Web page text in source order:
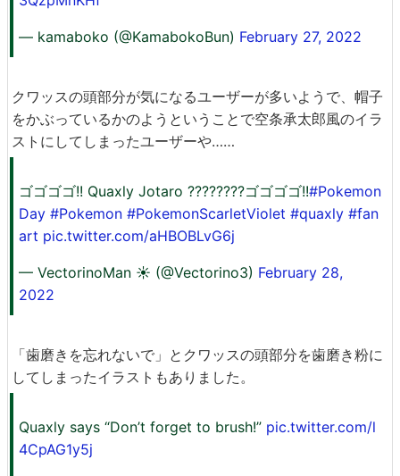
— kamaboko (@KamabokoBun) February 27, 2022
クワッスの頭部分が気になるユーザーが多いようで、帽子
をかぶっているかのようということで空条承太郎風のイラ
ストにしてしまったユーザーや……
ゴゴゴゴ!! Quaxly Jotaro ????????ゴゴゴゴ!!#Pokemon
Day #Pokemon #PokemonScarletViolet #quaxly #fan
art pic.twitter.com/aHBOBLvG6j
— VectorinoMan ☀️ (@Vectorino3) February 28,
2022
「歯磨きを忘れないで」とクワッスの頭部分を歯磨き粉に
してしまったイラストもありました。
Quaxly says “Don’t forget to brush!” pic.twitter.com/l
4CpAG1y5j